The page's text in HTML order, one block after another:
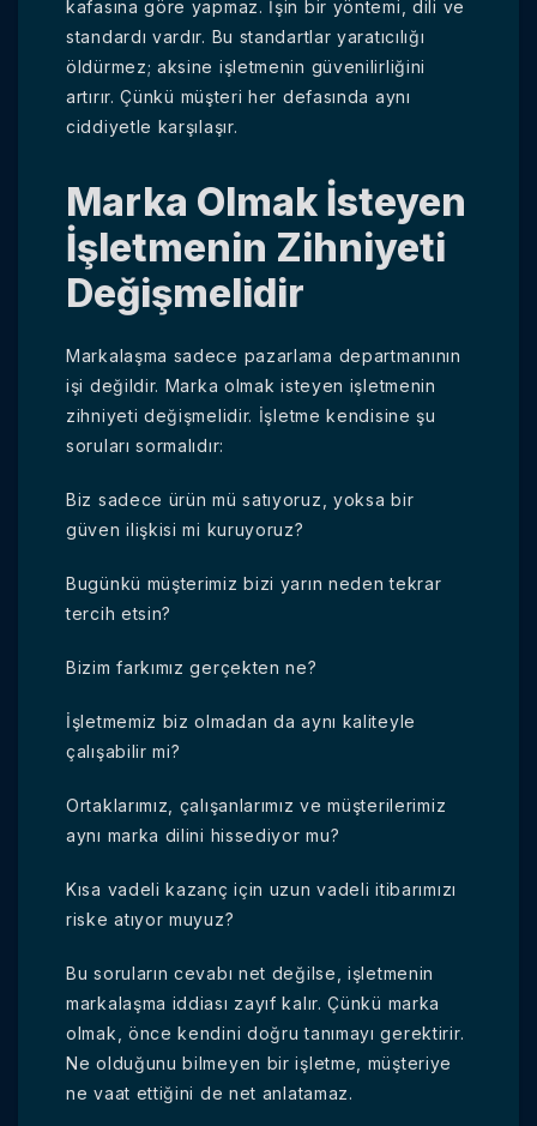
kafasına göre yapmaz. İşin bir yöntemi, dili ve
standardı vardır. Bu standartlar yaratıcılığı
öldürmez; aksine işletmenin güvenilirliğini
artırır. Çünkü müşteri her defasında aynı
ciddiyetle karşılaşır.
Marka Olmak İsteyen
İşletmenin Zihniyeti
Değişmelidir
Markalaşma sadece pazarlama departmanının
işi değildir. Marka olmak isteyen işletmenin
zihniyeti değişmelidir. İşletme kendisine şu
soruları sormalıdır:
Biz sadece ürün mü satıyoruz, yoksa bir
güven ilişkisi mi kuruyoruz?
Bugünkü müşterimiz bizi yarın neden tekrar
tercih etsin?
Bizim farkımız gerçekten ne?
İşletmemiz biz olmadan da aynı kaliteyle
çalışabilir mi?
Ortaklarımız, çalışanlarımız ve müşterilerimiz
aynı marka dilini hissediyor mu?
Kısa vadeli kazanç için uzun vadeli itibarımızı
riske atıyor muyuz?
Bu soruların cevabı net değilse, işletmenin
markalaşma iddiası zayıf kalır. Çünkü marka
olmak, önce kendini doğru tanımayı gerektirir.
Ne olduğunu bilmeyen bir işletme, müşteriye
ne vaat ettiğini de net anlatamaz.